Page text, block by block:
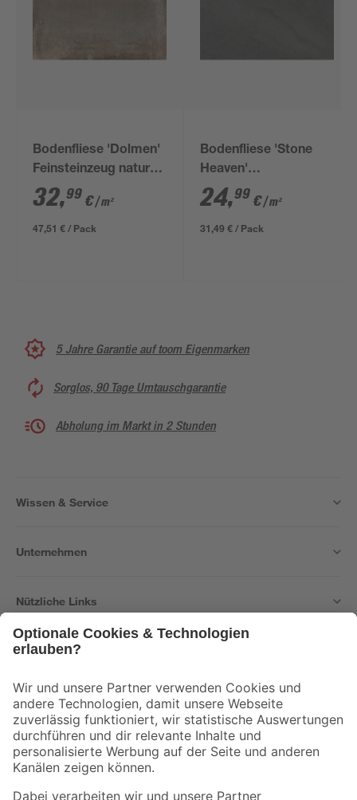
Bodenfliese 'Dolmen'
Feinsteinzeug natural
60 x 120 x 0,9cm
32,99 €/ m²
47,51 € / Pack
Bodenfliese 'Stone
Heaven'
Feinsteinzeug
anthrazit 30 x 60 x
0,85 cm
24,99 €/ m²
31,49 € / Pack
5 Jahre Garantie auf toom Eigenmarken
Sorglos, 90 Tage Umtauschgarantie
Abholung im Markt in 2 Stunden
Wissen & Service
Unternehmen
Nützliche Links
Der toom Newsletter: Keine Angebote und Aktionen mehr verpassen!
Zur Newsletter Anmeldung
Folge uns